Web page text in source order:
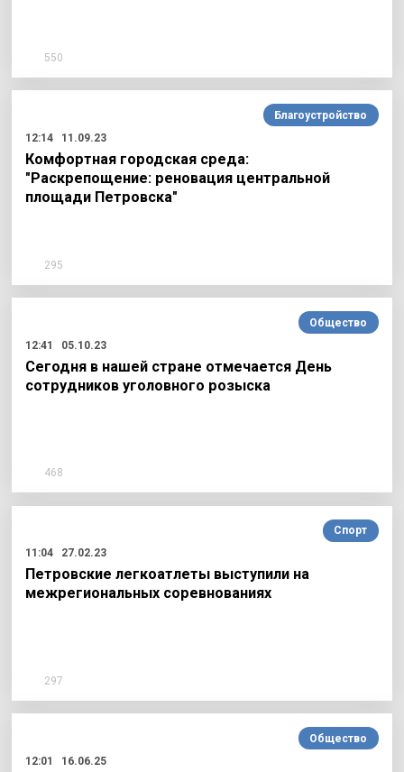
550
Благоустройство
12:14
11.09.23
Комфортная городская среда:
"Раскрепощение: реновация центральной
площади Петровска"
295
Общество
12:41
05.10.23
Сегодня в нашей стране отмечается День
сотрудников уголовного розыска
468
Спорт
11:04
27.02.23
Петровские легкоатлеты выступили на
межрегиональных соревнованиях
297
Общество
12:01
16.06.25